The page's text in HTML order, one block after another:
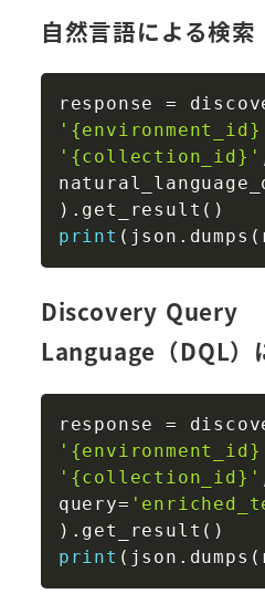
自然言語による検索
response =
'{collection_id}'
) . get_result ( )
print ( json . dumps (
Discovery Query
Language（DQL）
response =
'{collection_id}'
query=
) . get_result ( )
print ( json . dumps (